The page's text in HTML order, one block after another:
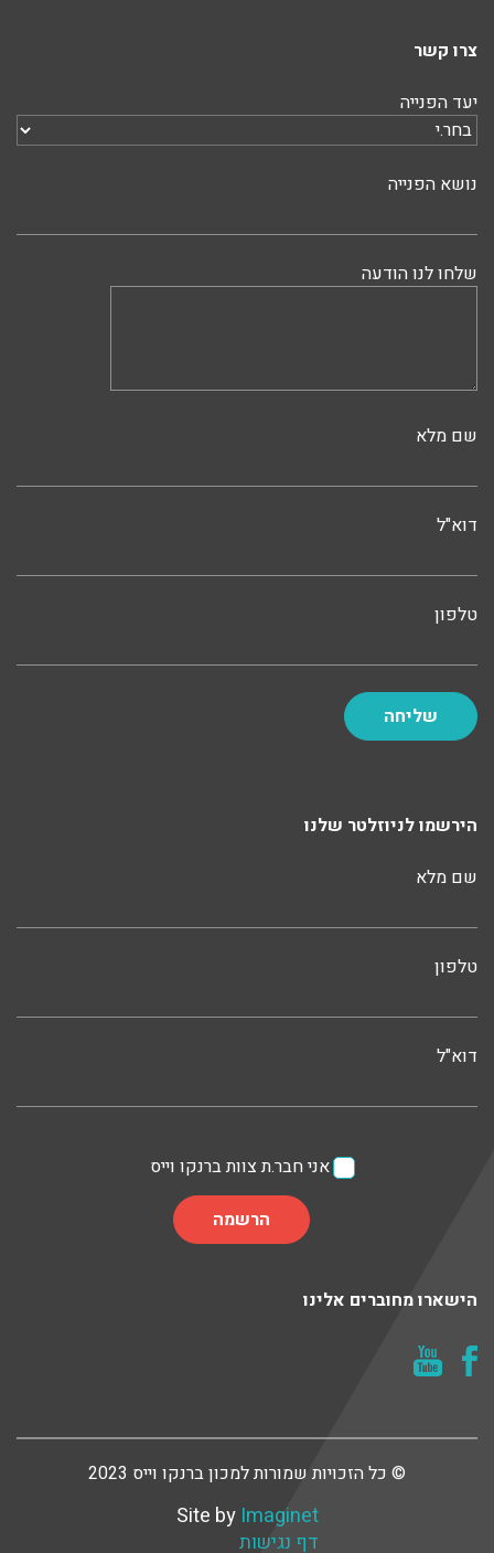
צרו קשר
יעד הפנייה
נושא הפנייה
שלחו לנו הודעה
שם מלא
דוא"ל
טלפון
הירשמו לניוזלטר שלנו
שם מלא
טלפון
דוא"ל
אני חבר.ת צוות ברנקו וייס
הישארו מחוברים אלינו
© כל הזכויות שמורות למכון ברנקו וייס 2023
Site by Imaginet
דף נגישות